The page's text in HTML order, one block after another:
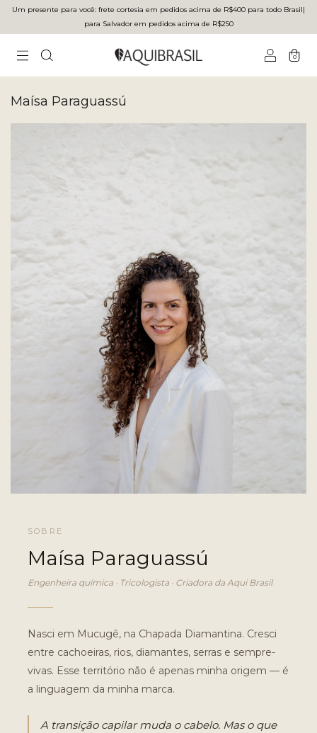
Um presente para você: frete cortesia em pedidos acima de R$400 para todo Brasilㅤ|ㅤ
para Salvador em pedidos acima de R$250
0
Maísa Paraguassú
SOBRE
Maísa Paraguassú
Engenheira química · Tricologista · Criadora da Aqui Brasil
Nasci em Mucugê, na Chapada Diamantina. Cresci
entre cachoeiras, rios, diamantes, serras e sempre-
vivas. Esse território não é apenas minha origem — é
a linguagem da minha marca.
A transição capilar muda o cabelo. Mas o que